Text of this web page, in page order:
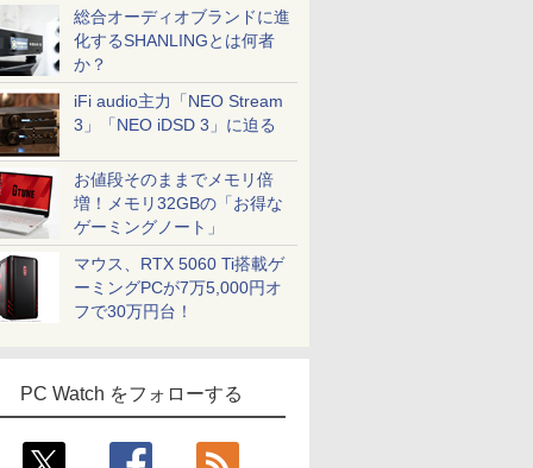
総合オーディオブランドに進
化するSHANLINGとは何者
か？
iFi audio主力「NEO Stream
3」「NEO iDSD 3」に迫る
お値段そのままでメモリ倍
増！メモリ32GBの「お得な
ゲーミングノート」
マウス、RTX 5060 Ti搭載ゲ
ーミングPCが7万5,000円オ
フで30万円台！
PC Watch をフォローする